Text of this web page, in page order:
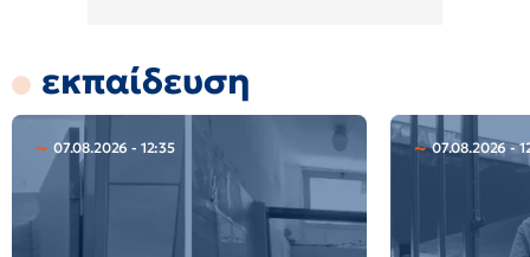
εκπαίδευση
07.08.2026 - 12:35 07.08.2026 -